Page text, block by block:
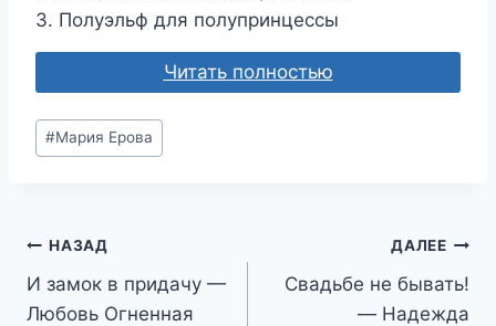
3. Полуэльф для полупринцессы
Читать полностью
Метки
записи:
#Мария Ерова
Навигация
по
НАЗАД
И замок в придачу —
Любовь Огненная
ДАЛЕЕ
Свадьбе не бывать!
— Надежда